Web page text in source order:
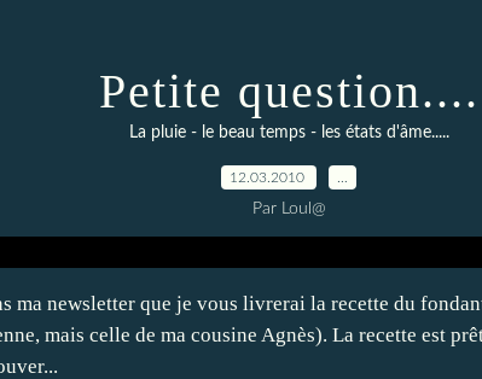
Petite question....
La pluie - le beau temps - les états d'âme.....
12.03.2010
Par Loul@
ma newsletter que je vous livrerai la recette du
mais celle de ma cousine Agnès). La recette est